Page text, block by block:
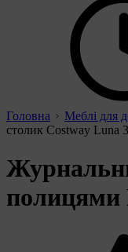
Головна
Меблі для
столик Costway Luna
полицями